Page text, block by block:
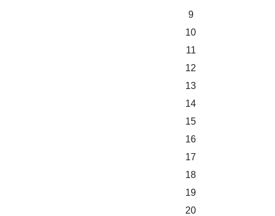
9
10
11
12
13
14
15
16
17
18
19
20